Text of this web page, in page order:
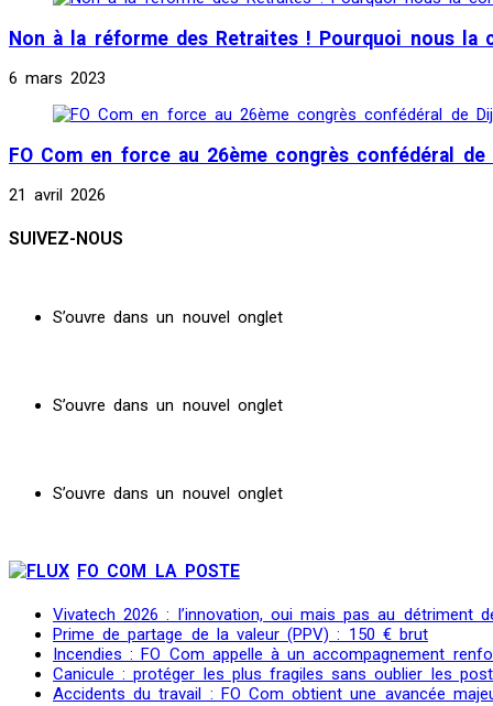
Non à la réforme des Retraites ! Pourquoi nous la
6 mars 2023
FO Com en force au 26ème congrès confédéral de
21 avril 2026
SUIVEZ-NOUS
S’ouvre dans un nouvel onglet
S’ouvre dans un nouvel onglet
S’ouvre dans un nouvel onglet
FO COM LA POSTE
Vivatech 2026 : l’innovation, oui mais pas au détriment
Prime de partage de la valeur (PPV) : 150 € brut
Incendies : FO Com appelle à un accompagnement
Canicule : protéger les plus fragiles sans oublier les
Accidents du travail : FO Com obtient une avancée